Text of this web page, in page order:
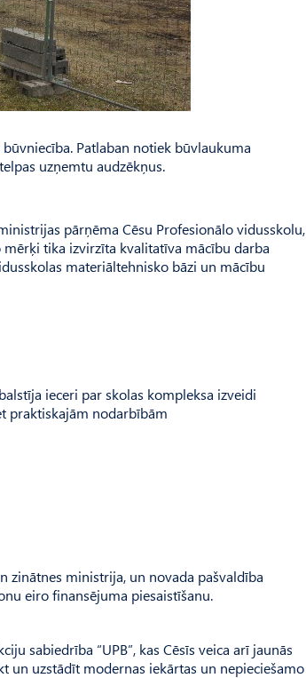
Patlaban notiek būvlaukuma
uzņemtu audzēkņus.
pārņēma Cēsu Profesionālo vidusskolu,
tika izvirzīta kvalitatīva mācību darba
materiāltehnisko bāzi un mācību
ieceri par skolas kompleksa izveidi
praktiskajām nodarbībām
zinātnes ministrija, un novada pašvaldība
eiro finansējuma piesaistīšanu.
sabiedrība “UPB”, kas Cēsīs veica arī jaunās
un uzstādīt modernas iekārtas un nepieciešamo